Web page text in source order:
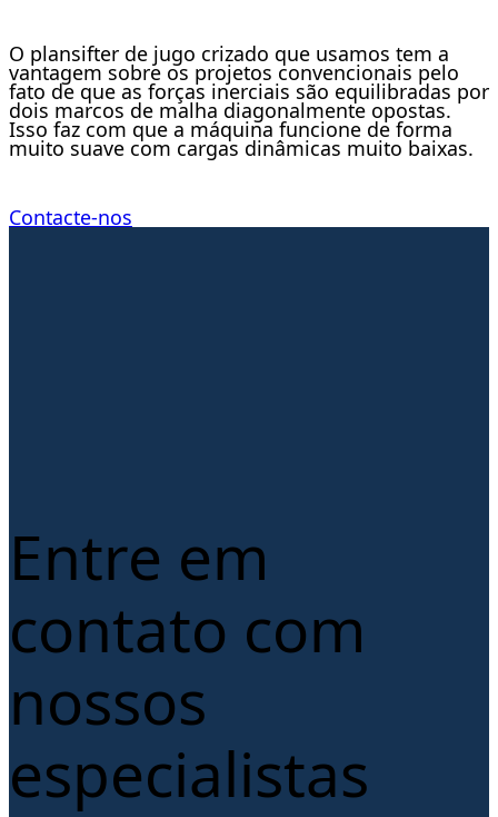
O plansifter de jugo crizado que usamos tem a
vantagem sobre os projetos convencionais pelo
fato de que as forças inerciais são equilibradas por
dois marcos de malha diagonalmente opostas.
Isso faz com que a máquina funcione de forma
muito suave com cargas dinâmicas muito baixas.
Contacte-nos
Entre em
contato com
nossos
especialistas